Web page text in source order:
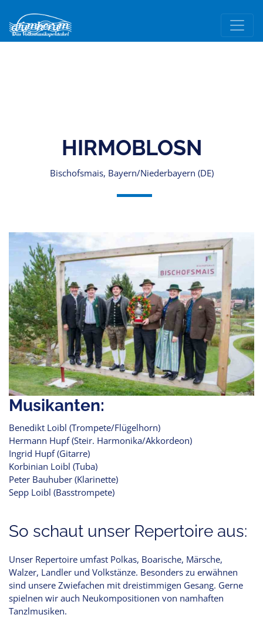
HIRMOBLOSN
Bischofsmais, Bayern/Niederbayern (DE)
Musikanten:
Benedikt Loibl (Trompete/Flügelhorn)
Hermann Hupf (Steir. Harmonika/Akkordeon)
Ingrid Hupf (Gitarre)
Korbinian Loibl (Tuba)
Peter Bauhuber (Klarinette)
Sepp Loibl (Basstrompete)
So schaut unser Repertoire aus:
Unser Repertoire umfast Polkas, Boarische, Märsche,
Walzer, Landler und Volkstänze. Besonders zu erwähnen
sind unsere Zwiefachen mit dreistimmigen Gesang. Gerne
spielnen wir auch Neukompositionen von namhaften
Tanzlmusiken.